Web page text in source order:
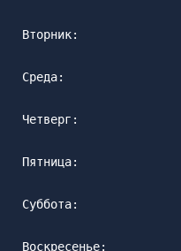
Вторник:
Среда:
Четверг:
Пятница:
Суббота:
Воскресенье: